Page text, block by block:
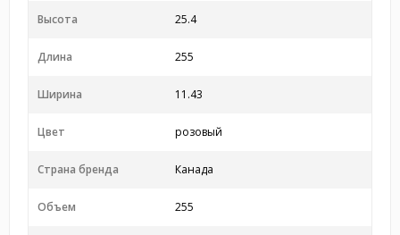
Высота 25.4
Длина 255
Ширина 11.43
Цвет розовый
Страна бренда Канада
Объем 255